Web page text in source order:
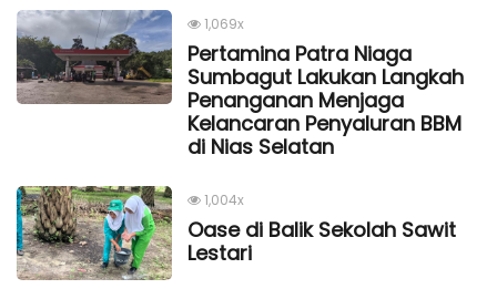
1,069x
Pertamina Patra Niaga
Sumbagut Lakukan Langkah
Penanganan Menjaga
Kelancaran Penyaluran BBM
di Nias Selatan
1,004x
Oase di Balik Sekolah Sawit
Lestari